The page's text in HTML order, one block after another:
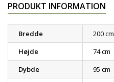
PRODUKT INFORMATION
Bredde
200 cm
Højde
74 cm
Dybde
95 cm